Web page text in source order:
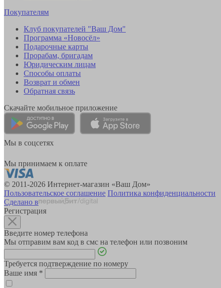
Покупателям
Клуб покупателей "Ваш Дом"
Программа «Новосёл»
Подарочные карты
Прорабам, бригадам
Юридическим лицам
Способы оплаты
Возврат и обмен
Обратная связь
Скачайте мобильное приложение
Мы в соцсетях
Мы принимаем к оплате
© 2011-2026 Интернет-магазин «Ваш Дом»
Пользовательское соглашение Политика конфиденциальности
Сделано в
Регистрация
Введите номер телефона
Мы отправим вам код в смс на телефон или позвоним
Требуется подтверждение по номеру
Ваше имя *